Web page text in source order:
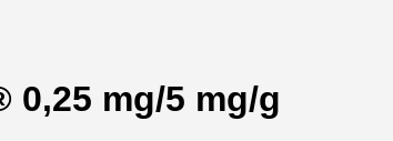
mg/5 mg/g